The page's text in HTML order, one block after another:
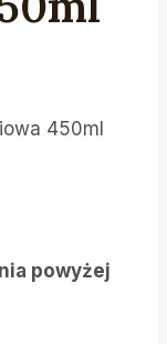
450ml
powyżej